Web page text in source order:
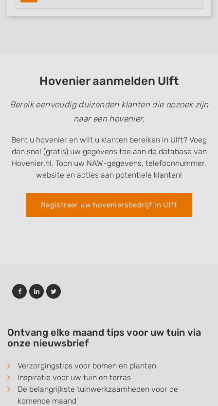
Hovenier aanmelden Ulft
Bereik eenvoudig duizenden klanten die opzoek zijn
naar een hovenier.
Bent u hovenier en wilt u klanten bereiken in Ulft? Voeg
dan snel (gratis) uw gegevens toe aan de database van
Hovenier.nl. Toon uw NAW-gegevens, telefoonnummer,
website en acties aan potentiele klanten!
Registreer uw hoveniersbedrijf in Ulft
Ontvang elke maand tips voor uw tuin via
onze nieuwsbrief
Verzorgingstips voor bomen en planten
Inspiratie voor uw tuin en terras
De belangrijkste tuinwerkzaamheden voor de
komende maand